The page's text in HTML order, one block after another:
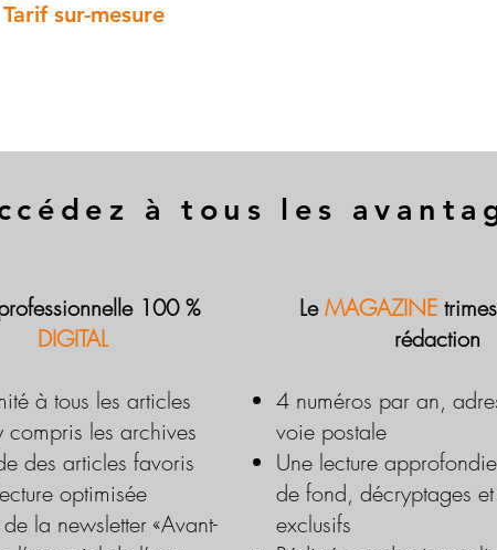
Tarif sur-mesure
à tous les
100 %
DIGITAL
à tous les articles
compris les archives
des articles favoris
optimisée
la newsletter «Avant-
LeMAGAZINE
rédaction
4 numéros par an,
voie postale
Une lecture
de fond, décryptages
exclusifs